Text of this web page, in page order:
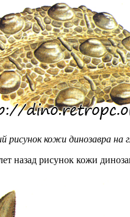
рисунок кожи динозавра на
назад рисунок кожи